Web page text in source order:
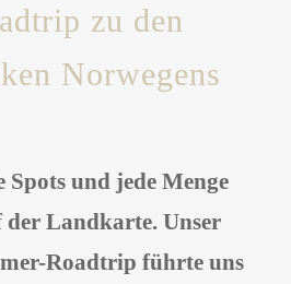
zu den
Norwegens
Spots und jede Menge
der Landkarte. Unser
Roadtrip führte uns